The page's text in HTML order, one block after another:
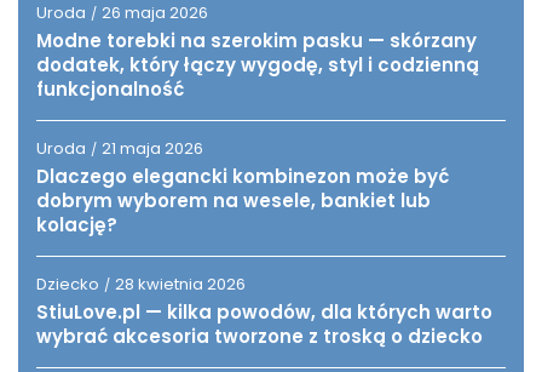
Uroda / 26 maja 2026
Modne torebki na szerokim pasku — skórzany
dodatek, który łączy wygodę, styl i codzienną
funkcjonalność
Uroda / 21 maja 2026
Dlaczego elegancki kombinezon może być
dobrym wyborem na wesele, bankiet lub
kolację?
Dziecko / 28 kwietnia 2026
StiuLove.pl — kilka powodów, dla których warto
wybrać akcesoria tworzone z troską o dziecko